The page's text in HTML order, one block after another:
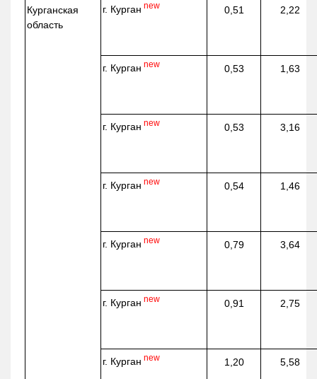
Курганская
область
г. Курган new 0,51 2,22
г. Курган new 0,53 1,63
г. Курган new 0,53 3,16
г. Курган new 0,54 1,46
г. Курган new 0,79 3,64
г. Курган new 0,91 2,75
г. Курган new 1,20 5,58